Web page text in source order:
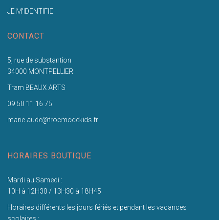
JE M'IDENTIFIE
CONTACT
5, rue de substantion
34000 MONTPELLIER
Tram BEAUX ARTS
09 50 11 16 75
marie-aude@trocmodekids.fr
HORAIRES BOUTIQUE
Mardi au Samedi :
10H à 12H30 / 13H30 à 18H45
Horaires différents les jours fériés et pendant les vacances